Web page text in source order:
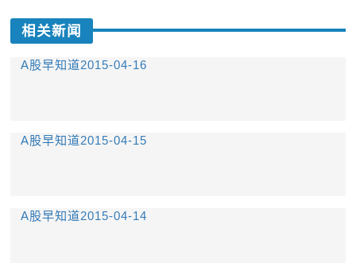
相关新闻
A股早知道2015-04-16
A股早知道2015-04-15
A股早知道2015-04-14